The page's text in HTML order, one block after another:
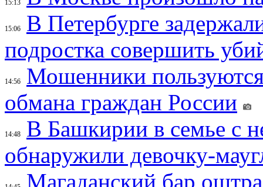
15:13
15:06
В Петербурге
подростка совершить
14:56
Мошенники
обмана граждан России
14:48
В Башкирии в семье с
обнаружили девочку-
Магаданский бар